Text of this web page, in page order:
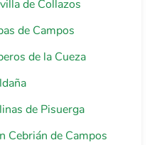
de Collazos
de Campos
de la Cueza
de Pisuerga
Cebrián de Campos